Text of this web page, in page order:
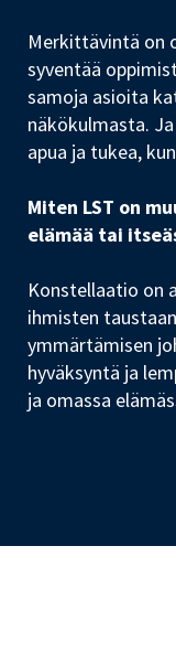
Merkittävintä on
syventää
samoja asioita
näkökulmasta.
apua ja tukea,
Miten LST on
elämää tai
Konstellaatio on
ihmisten
ymmärtämisen
hyväksyntä ja
ja omassa